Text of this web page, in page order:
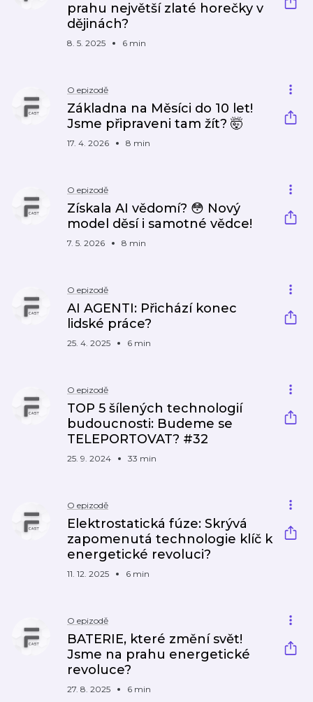
prahu největší zlaté horečky v
dějinách?
8. 5. 2025 6 min
O epizodě
Základna na Měsíci do 10 let!
Jsme připraveni tam žít? 🤯
17. 4. 2026 8 min
O epizodě
Získala AI vědomí? 😳 Nový
model děsí i samotné vědce!
7. 5. 2026 8 min
O epizodě
AI AGENTI: Přichází konec
lidské práce?
25. 4. 2025 6 min
O epizodě
TOP 5 šílených technologií
budoucnosti: Budeme se
TELEPORTOVAT? #32
25. 9. 2024 33 min
O epizodě
Elektrostatická fúze: Skrývá
zapomenutá technologie klíč k
energetické revoluci?
11. 12. 2025 6 min
O epizodě
BATERIE, které změní svět!
Jsme na prahu energetické
revoluce?
27. 8. 2025 6 min